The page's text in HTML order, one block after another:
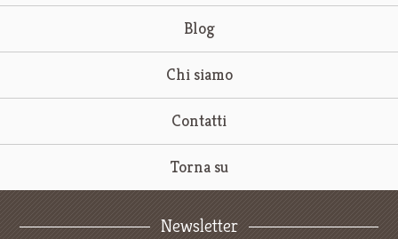
Blog
Chi siamo
Contatti
Torna su
Newsletter